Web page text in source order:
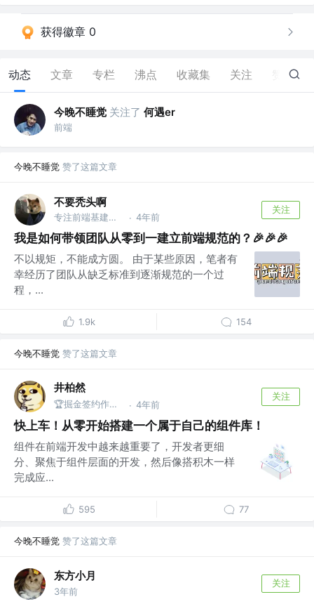
获得徽章 0
动态 文章 专栏 沸点 收藏集 关注 52
今晚不睡觉 关注了 何遇er
前端
今晚不睡觉 赞了这篇文章
不要秃头啊
专注前端基建，热衷量化投资 · 4年前
关注
我是如何带领团队从零到一建立前端规范的？🎉🎉🎉
不以规矩，不能成方圆。 由于某些原因，笔者有
幸经历了团队从缺乏标准到逐渐规范的一个过
程，...
1.9k 154
今晚不睡觉 赞了这篇文章
井柏然
🏆掘金签约作者 @ FE · 4年前
关注
快上车！从零开始搭建一个属于自己的组件库！
组件在前端开发中越来越重要了，开发者更细
分、聚焦于组件层面的开发，然后像搭积木一样
完成应...
595 77
今晚不睡觉 赞了这篇文章
东方小月
3年前
关注